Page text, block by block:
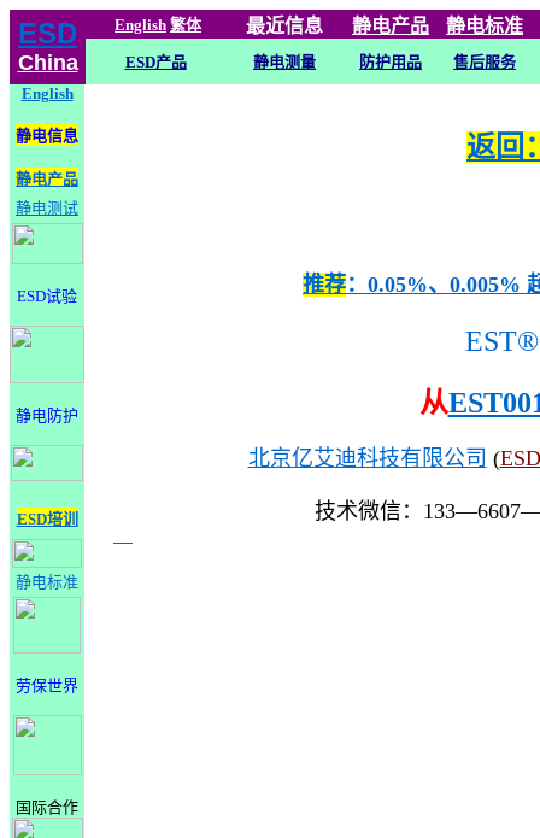
ESD
China
English 繁体 最近信息 静电产品 静电标准
ESD产品 静电测量 防护用品
售后服务
English
静电信息
静电产品
静电测试
ESD试验
静电防护
ESD培训
静电标准
劳保世界
国际合作
返回
推荐：0.05%、0.005%
EST®
从
北京亿艾迪科技有限公司 (
技术微信：